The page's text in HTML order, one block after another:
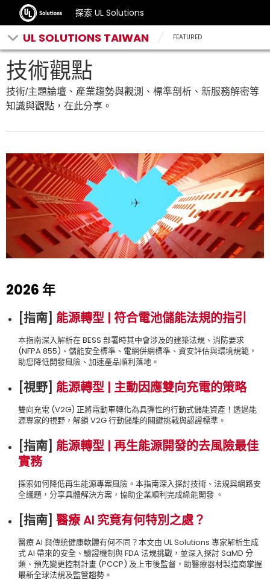
探索 UL Solutions
UL SOLUTIONS TAIWAN FEATURED
技術觀點
技術/主題論壇、產業趨勢與觀測、標準剖析、新服務解密等
知識與觀點，在此分享。
2026 年
[指南] 能源轉型 | 符合電池儲能法規的指引
本指南深入解析在 BESS 部署時其中會涉及的建築法規、消防要求
(NFPA 855)、儲能安全標準、電網併網標準、資安評估與環境規範，
助您降低開發風險、加速產品順利落地。
[視野] 能源轉型 | 主動因應雙向充電的策略
雙向充電 (V2G) 正將電動車轉化為具彈性的行動式儲能資產！透過能
源專家的視野，解鎖 V2G 行動儲能的關鍵挑戰與認證標準。
[指南] 能源轉型 | 再生能源開發的去風險最佳
實務
探索如何降低再生能源專案風險。本指南深入探討技術、法規與網路安
全議題，分享具體解決方案，協助企業順利完成綠能開發 。
[指南] 醫療 AI 究竟有何特別之處？
醫療 AI 與傳統健康軟體有何不同？本文由 UL Solutions 專家解析生成
式 AI 帶來的安全、驗證機制與 FDA 法規挑戰，並深入探討 SaMD 分
類、預先變更控制計畫 (PCCP) 及上市後監督，助醫療器材製造商掌握
最新全球法規及監管趨勢。